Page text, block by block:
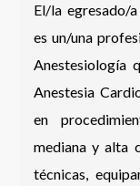
El/la egresado/
es un/una
Anestesiología
Anestesia
en
mediana y alta
técnicas,